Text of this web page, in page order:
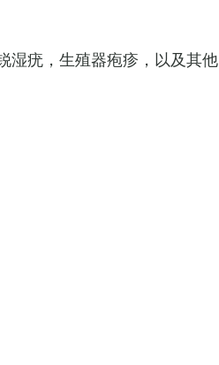
湿疣，生殖器疱疹，以及其他